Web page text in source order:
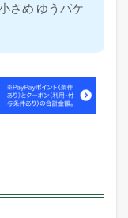
さめ ゆうパケ